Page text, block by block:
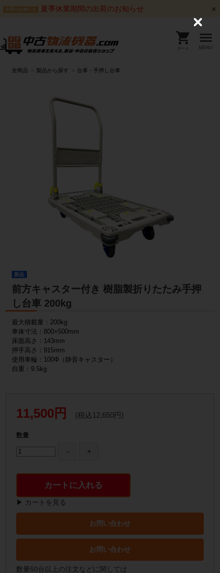
出荷のお知らせ 夏季休業期間の出荷のお知らせ
カート MENU
全商品 製品から探す 台車・手押し台車
新品
前方キャスター付き 樹脂製折りたたみ手押
し台車 200kg
最大積載量：200kg
車体寸法：800×500mm
床面高さ：143mm
押手高さ：915mm
使用車輪：100Φ（静音キャスター）
自重：9.5kg
11,500円 (税込12,650円)
数量
カートに入れる
▶ カートを見る
お問い合わせ
お問い合わせ
数量50台以上の注文などに関しては
C
o
s